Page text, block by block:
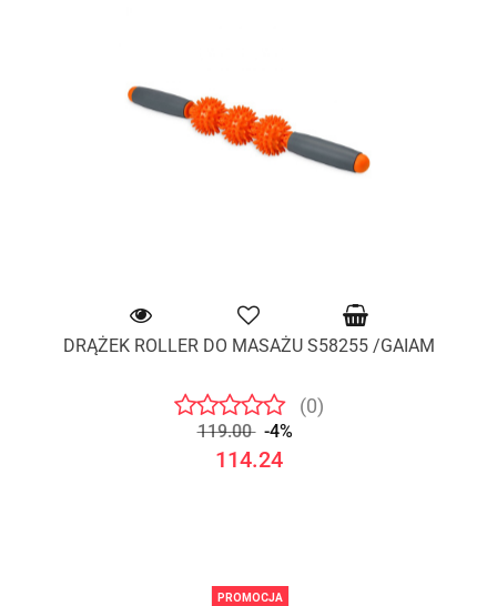
DRĄŻEK ROLLER DO MASAŻU S58255 /GAIAM
(0)
119.00 -4%
114.24
PROMOCJA